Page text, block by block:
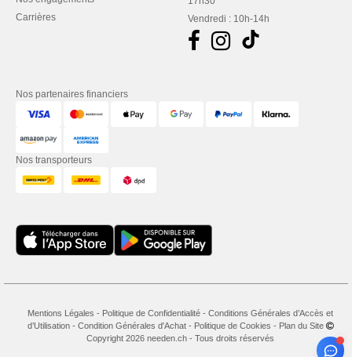
Carrières
Vendredi : 10h-14h
Nos partenaires financiers
Nos transporteurs
Mentions Légales - Politique de Confidentialité- Conditions Générales d’Accès et
d’Utilisation- Condition Générales d'Achat- Politique de Cookies - Plan du Site
Copyright 2026 needen.ch - Tous droits réservés